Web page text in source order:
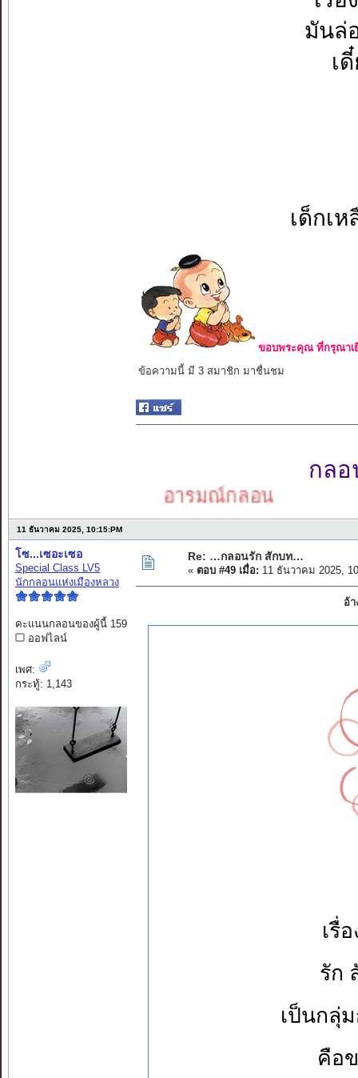
มันล่
เ
เด็กเ
ขอบพระคุณ ที่กรุณาเ
ข้อความนี้ มี 3 สมาชิก มาชื่นชม
กลอ
อารมณ์กลอน
11 ธันวาคม 2025, 10:15:PM
โซ...เซอะเซอ
Special Class LV5
นักกลอนแห่งเมืองหลวง
คะแนนกลอนของผู้นี้ 159
ออฟไลน์
เพศ:
กระทู้: 1,143
Re: …กลอนรัก สักบท…
« ตอบ #49 เมื่อ: 11 ธันวาคม 2025,
อ้
เรื่
รัก
เป็นกลุ่
คือ